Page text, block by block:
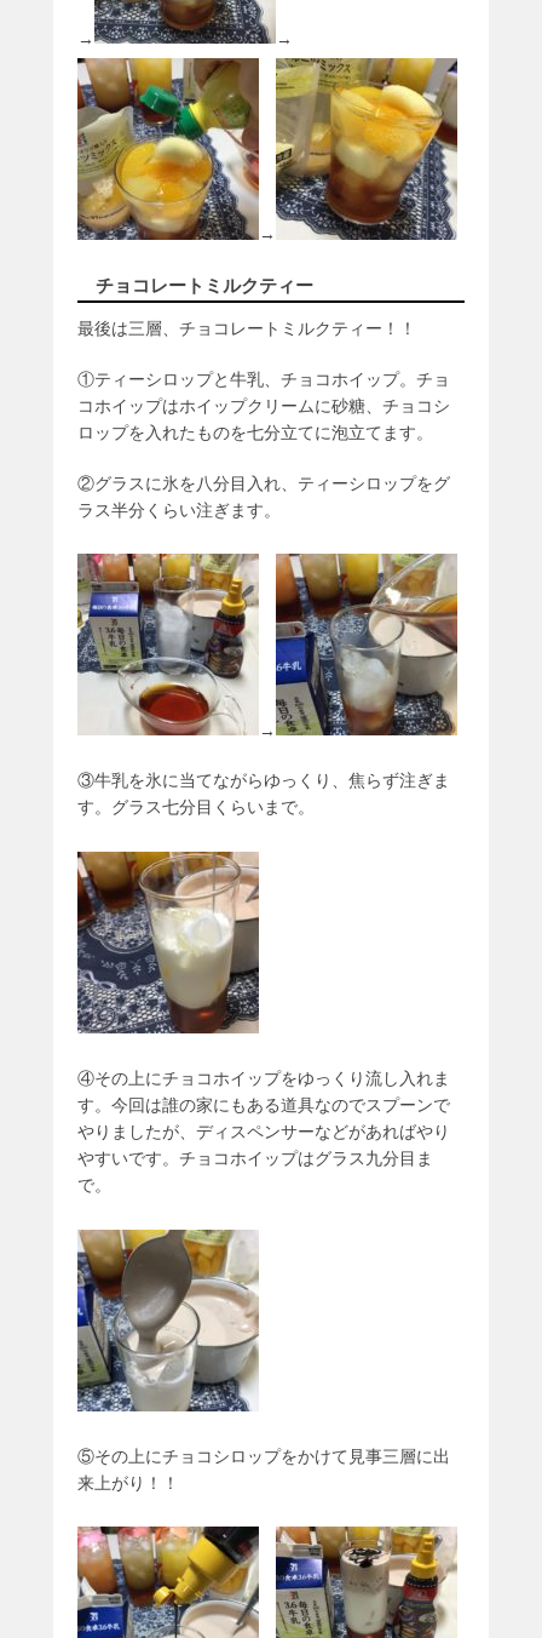
→ →
→
チョコレートミルクティー
最後は三層、チョコレートミルクティー！！
①ティーシロップと牛乳、チョコホイップ。チョ
コホイップはホイップクリームに砂糖、チョコシ
ロップを入れたものを七分立てに泡立てます。
②グラスに氷を八分目入れ、ティーシロップをグ
ラス半分くらい注ぎます。
→
③牛乳を氷に当てながらゆっくり、焦らず注ぎま
す。グラス七分目くらいまで。
④その上にチョコホイップをゆっくり流し入れま
す。今回は誰の家にもある道具なのでスプーンで
やりましたが、ディスペンサーなどがあればやり
やすいです。チョコホイップはグラス九分目ま
で。
⑤その上にチョコシロップをかけて見事三層に出
来上がり！！